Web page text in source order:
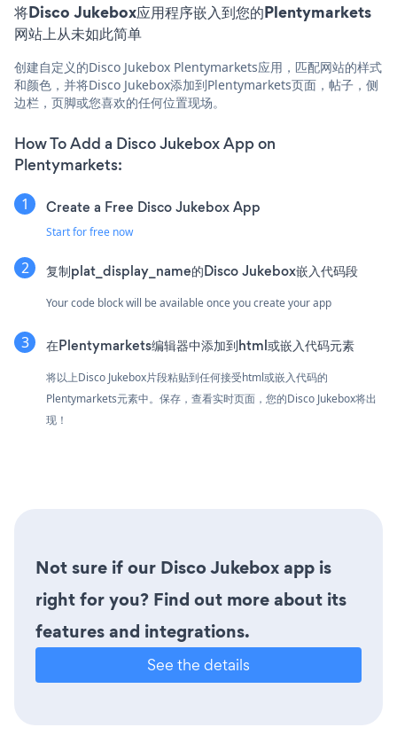
将Disco Jukebox应用程序嵌入到您的Plentymarkets
网站上从未如此简单
创建自定义的Disco Jukebox Plentymarkets应用，匹配网站的样式
和颜色，并将Disco Jukebox添加到Plentymarkets页面，帖子，侧
边栏，页脚或您喜欢的任何位置现场。
How To Add a Disco Jukebox App on
Plentymarkets:
Create a Free Disco Jukebox App
Start for free now
复制plat_display_name的Disco Jukebox嵌入代码段
Your code block will be available once you create your app
在Plentymarkets编辑器中添加到html或嵌入代码元素
将以上Disco Jukebox片段粘贴到任何接受html或嵌入代码的
Plentymarkets元素中。保存，查看实时页面，您的Disco Jukebox将出
现！
Not sure if our Disco Jukebox app is
right for you? Find out more about its
features and integrations.
See the details